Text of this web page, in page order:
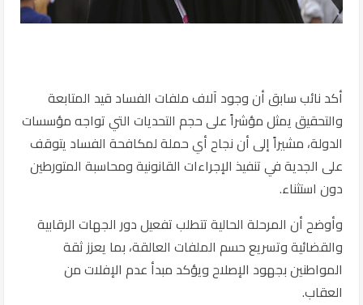
أكد نائب سابق أن وجود آلاف ملفات الفساد قيد المتابعة
والتحقيق يمثل مؤشراً على حجم التحديات التي تواجه مؤسسات
الدولة، مشيراً إلى أن نجاح أي حملة لمكافحة الفساد يتوقف
على الجدية في تنفيذ الإجراءات القانونية ومحاسبة المتورطين
دون استثناء.
وأوضح أن المرحلة الحالية تتطلب تفعيل دور الجهات الرقابية
والقضائية وتسريع حسم الملفات العالقة، بما يعزز ثقة
المواطنين بجهود الإصلاح ويؤكد مبدأ عدم الإفلات من
العقاب.